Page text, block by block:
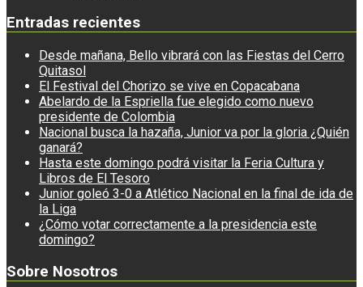
Entradas recientes
Desde mañana, Bello vibrará con las Fiestas del Cerro
Quitasol
El Festival del Chorizo se vive en Copacabana
Abelardo de la Espriella fue elegido como nuevo
presidente de Colombia
Nacional busca la hazaña, Junior va por la gloria ¿Quién
ganará?
Hasta este domingo podrá visitar la Feria Cultura y
Libros de El Tesoro
Junior goleó 3-0 a Atlético Nacional en la final de ida de
la Liga
¿Cómo votar correctamente a la presidencia este
domingo?
Sobre Nosotros